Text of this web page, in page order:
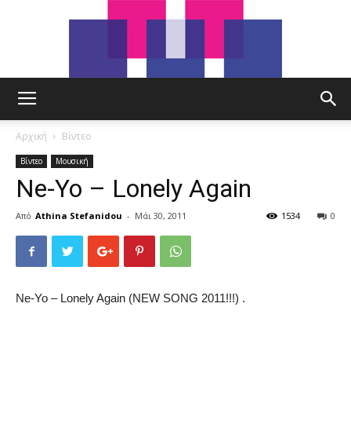
Αρχική Βίντεο
Βίντεο Μουσική
Ne-Yo – Lonely Again
Από Athina Stefanidou - Μάι 30, 2011 0
1534
Ne-Yo – Lonely Again (NEW SONG 2011!!!) .